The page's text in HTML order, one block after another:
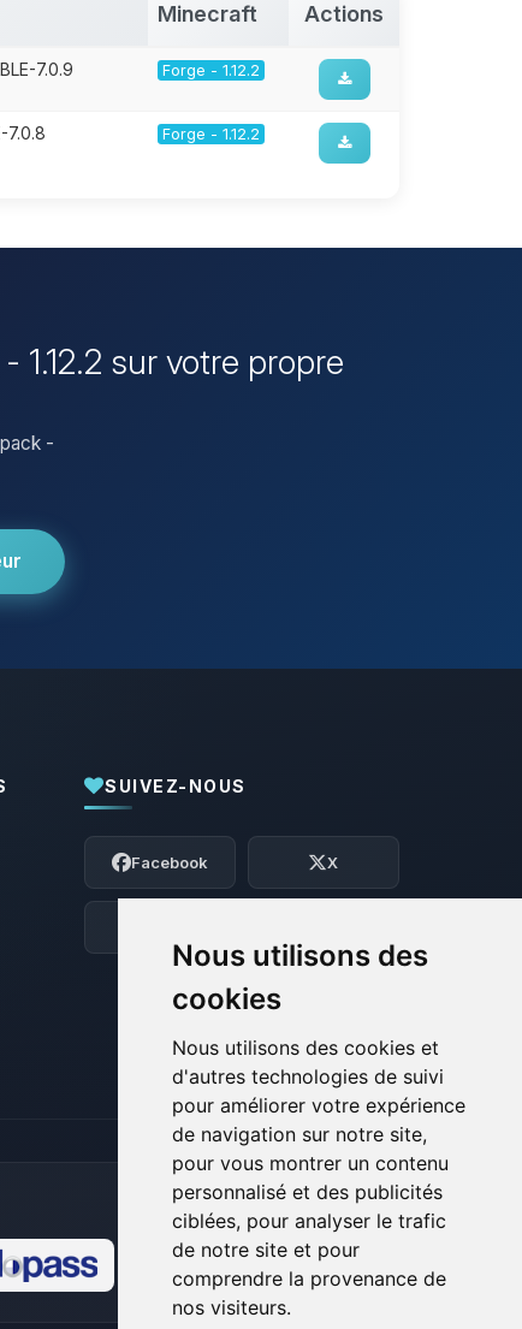
Nous utilisons des
cookies
Nous utilisons des cookies et
d'autres technologies de suivi
pour améliorer votre expérience
de navigation sur notre site,
pour vous montrer un contenu
personnalisé et des publicités
ciblées, pour analyser le trafic
de notre site et pour
comprendre la provenance de
nos visiteurs.
Minecraft Actions
7.0.9 Forge - 1.12.2
7.0.8 Forge - 1.12.2
sur votre propre
-
SUIVEZ-NOUS
Facebook X
Youpi, enfin quelqu’un pour me parler !
Moi c’est Choupy, ton petit assistant
BoxToPlay. Dis-moi ce dont tu as besoin
et je vais remuer mes petits circuits
06/08/2026 à 20:53